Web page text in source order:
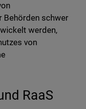
Behörden schwer
werden,
von
RaaS